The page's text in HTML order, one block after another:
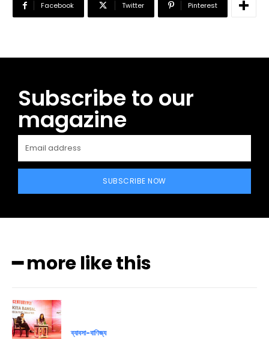
Facebook Twitter Pinterest
Subscribe to our
magazine
SUBSCRIBE NOW
━ more like this
ব্যাবসা-বাণিজ্য